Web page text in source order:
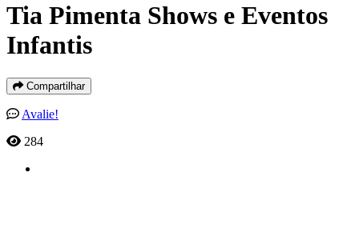
Tia Pimenta Shows e Eventos
Infantis
Compartilhar
Avalie!
284